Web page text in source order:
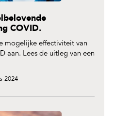
COVID.
mogelijke effectiviteit van
aan. Lees de uitleg van een
2024